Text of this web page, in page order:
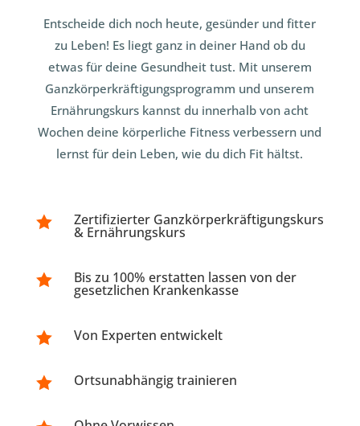
Entscheide dich noch heute, gesünder und fitter
zu Leben! Es liegt ganz in deiner Hand ob du
etwas für deine Gesundheit tust. Mit unserem
Ganzkörperkräftigungsprogramm und unserem
Ernährungskurs kannst du innerhalb von acht
Wochen deine körperliche Fitness verbessern und
lernst für dein Leben, wie du dich Fit hältst.
 Zertifizierter Ganzkörperkräftigungskurs
& Ernährungskurs
 Bis zu 100% erstatten lassen von der
gesetzlichen Krankenkasse
 Von Experten entwickelt
 Ortsunabhängig trainieren